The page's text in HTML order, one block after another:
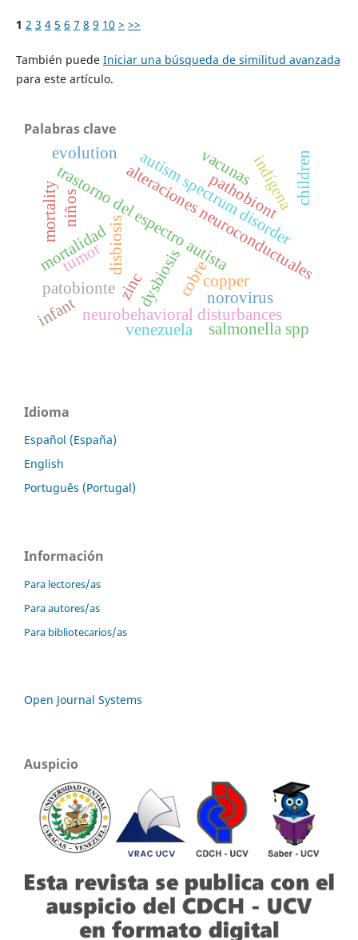
1 2 3 4 5 6 7 8 9 10 > >>
También puede Iniciar una búsqueda de similitud avanzada
para este artículo.
Palabras clave
trastorno del espectro autista
cobre
zinc
disbiosisalteraciones neuroconductuales
patobionte
autism spectrum disorder
copper
dysbiosis
neurobehavioral disturbances
pathobiont
mortalidad
indígena
niños
venezuela
mortality
children
vacunas
norovirus
salmonella spp
tumor
infant
evolution
Idioma
Español (España)
English
Português (Portugal)
Información
Para lectores/as
Para autores/as
Para bibliotecarios/as
Open Journal Systems
Auspicio